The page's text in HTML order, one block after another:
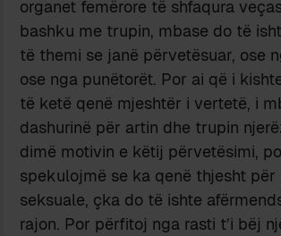
organet femërore të shfaqura
bashku me trupin, mbase do të
të themi se janë përvetësuar, ose
ose nga punëtorët. Por ai që i
të ketë qenë mjeshtër i vertetë, i
dashurinë për artin dhe trupin
dimë motivin e këtij përvetësimi,
spekulojmë se ka qenë thjesht për
seksuale, çka do të ishte
rajon. Por përfitoj nga rasti t’i bëj